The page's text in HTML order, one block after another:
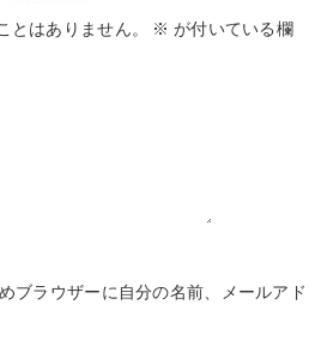
はありません。 ※ が付いている欄
ブラウザーに自分の名前、メールアド